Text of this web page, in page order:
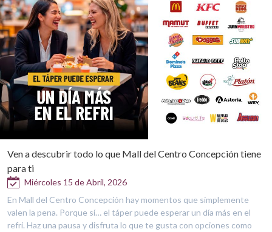
Ven a descubrir todo lo que Mall del Centro Concepción tiene
para ti
Miércoles 15 de Abril, 2026
En Mall del Centro Concepción hay momentos que simplemente
valen la pena. Porque sí… el táper puede esperar un día más en el
refri. Haz una pausa y disfruta lo que te gusta con opciones como